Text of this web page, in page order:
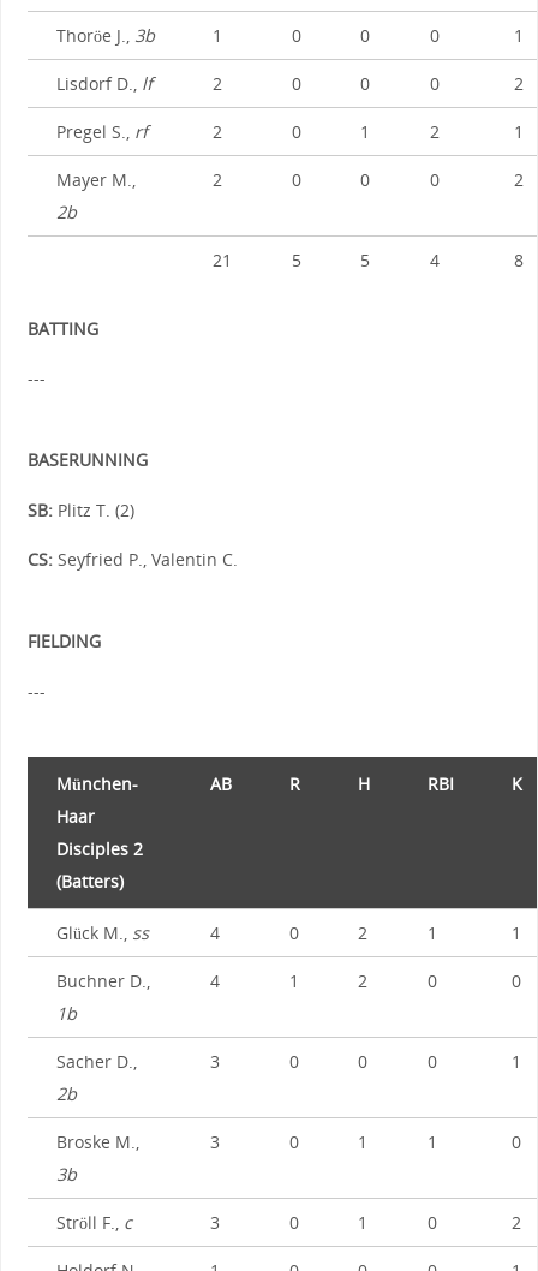
Thoröe J., 3b 1 0 0 0 1
Lisdorf D., lf 2 0 0 0 2
Pregel S., rf 2 0 1 2 1
Mayer M.,
2b
2 0 0 0 2
21 5 5 4 8
BATTING
---
BASERUNNING
SB:Plitz T. (2)
CS:Seyfried P., Valentin C.
FIELDING
---
München-
Haar
Disciples 2
(Batters)
AB R H RBI K
Glück M., ss 4 0 2 1 1
Buchner D.,
1b
4 1 2 0 0
Sacher D.,
2b
3 0 0 0 1
Broske M.,
3b
3 0 1 1 0
Ströll F., c 3 0 1 0 2